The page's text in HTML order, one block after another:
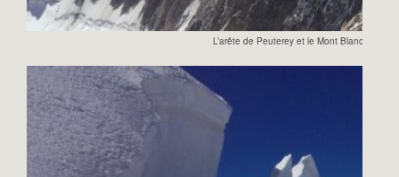
L’arête de Peuterey et le Mont Blanc vu du